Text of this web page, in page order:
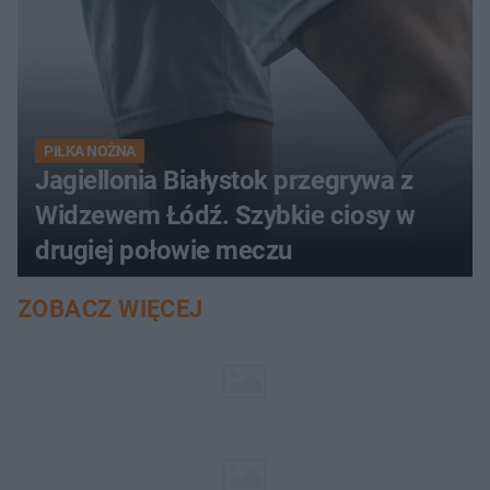
PIŁKA NOŻNA
Jagiellonia Białystok przegrywa z
Widzewem Łódź. Szybkie ciosy w
drugiej połowie meczu
ZOBACZ WIĘCEJ